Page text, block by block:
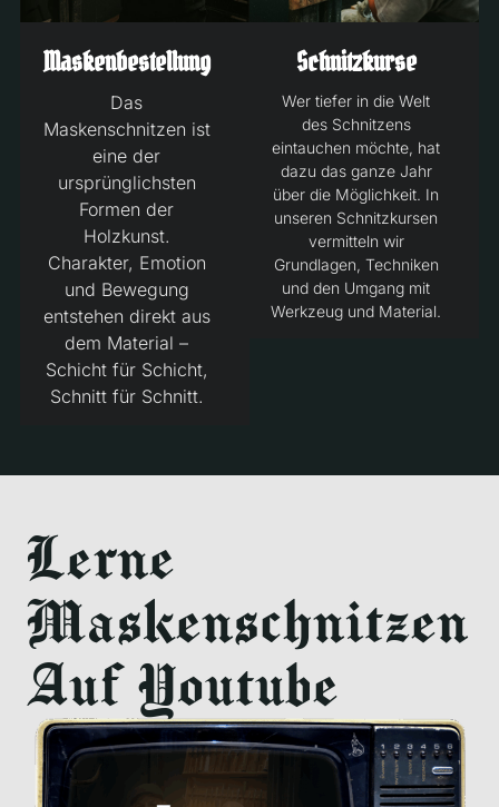
Maskenbestellung
Das
Maskenschnitzen ist
eine der
ursprünglichsten
Formen der
Holzkunst.
Charakter, Emotion
und Bewegung
entstehen direkt aus
dem Material –
Schicht für Schicht,
Schnitt für Schnitt.
Schnitzkurse
Wer tiefer in die Welt
des Schnitzens
eintauchen möchte, hat
dazu das ganze Jahr
über die Möglichkeit. In
unseren Schnitzkursen
vermitteln wir
Grundlagen, Techniken
und den Umgang mit
Werkzeug und Material.
Lerne
Maskenschnitzen
Auf Youtube